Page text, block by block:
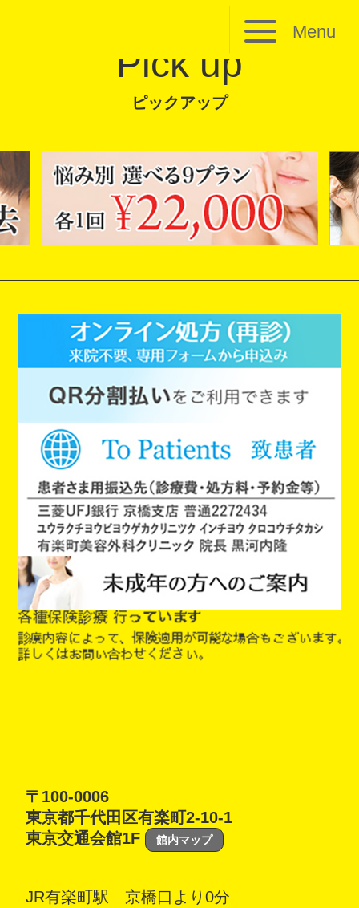
Menu
Pick up
ピックアップ
〒100-0006
東京都千代田区有楽町2-10-1
東京交通会館1F
館内マップ
JR有楽町駅 京橋口より0分